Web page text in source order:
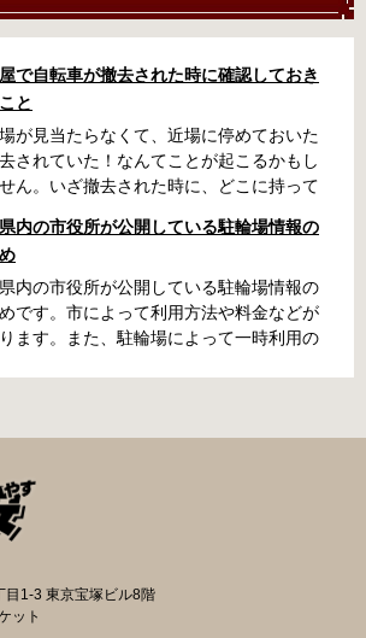
で自転車が撤去された時に確認しておき
と
が見当たらなくて、近場に停めておいた
されていた！なんてことが起こるかもし
ん。いざ撤去された時に、どこに持って
周辺で自転車が撤去された時に知ってお
利な情報をまとめました。 一宮市で撤去
場合 一宮市役所 一宮駅・自転車一時保管
所 一宮市栄4丁目6-11 電話 0586-71-7100
JR東海道本線尾張一宮駅より 徒歩4分 返
吹上1丁目(若宮大通内) 電話 052-731-
最寄駅 市バス「千早」下車、花田公園北
高速高架下より 徒歩2分 返還の際に必要
返還料 3,500円 自転車の鍵 身分証明証
名古屋市HPはこちら 豊田市で撤去された
ケ丘6丁目74 電話 0565-34-5200 最寄駅
状鉄道線新上挙母駅より 徒歩15分 返還
内の市役所が公開している駐輪場情報の
内の市役所が公開している駐輪場情報の
です。市によって利用方法や料金などが
ます。また、駐輪場によって一時利用の
車駐輪場 利用方法 利用登録申請書の提出
は直接管理事務所へお尋ねください。 利
登録手数料 不要です。 定期利用料金 一
円／月 大学生等：1,700円／月 高校
：1,500円／月 一部の方は全額免除とな
手帳をお持ちの方…等） 詳しくは、市役
問い合わせください。 一時利用料金 1日
目1-3 東京宝塚ビル8階
ット